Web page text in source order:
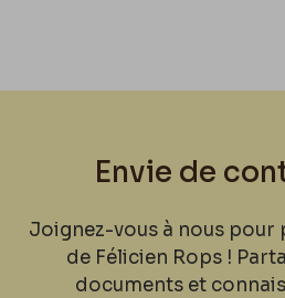
Envie de
Joignez-vous à nous
de Félicien Rops !
documents et